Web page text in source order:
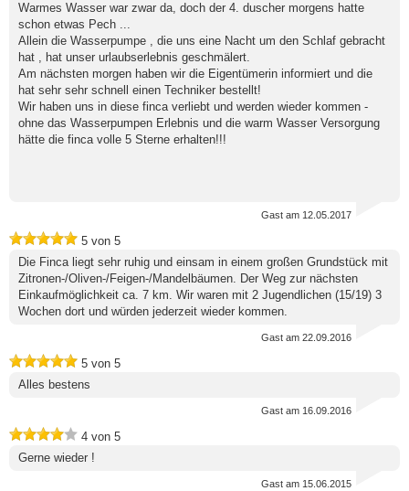
Warmes Wasser war zwar da, doch der 4. duscher morgens hatte
schon etwas Pech ...
Allein die Wasserpumpe , die uns eine Nacht um den Schlaf gebracht
hat , hat unser urlaubserlebnis geschmälert.
Am nächsten morgen haben wir die Eigentümerin informiert und die
hat sehr sehr schnell einen Techniker bestellt!
Wir haben uns in diese finca verliebt und werden wieder kommen -
ohne das Wasserpumpen Erlebnis und die warm Wasser Versorgung
hätte die finca volle 5 Sterne erhalten!!!
Gast am 12.05.2017
5 von 5
Die Finca liegt sehr ruhig und einsam in einem großen Grundstück mit
Zitronen-/Oliven-/Feigen-/Mandelbäumen. Der Weg zur nächsten
Einkaufmöglichkeit ca. 7 km. Wir waren mit 2 Jugendlichen (15/19) 3
Wochen dort und würden jederzeit wieder kommen.
Gast am 22.09.2016
5 von 5
Alles bestens
Gast am 16.09.2016
4 von 5
Gerne wieder !
Gast am 15.06.2015